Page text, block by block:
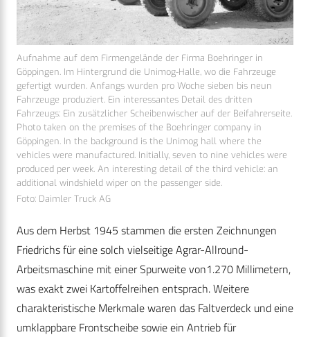
Aufnahme auf dem Firmengelände der Firma Boehringer in
Göppingen. Im Hintergrund die Unimog-Halle, wo die Fahrzeuge
gefertigt wurden. Anfangs wurden pro Woche sieben bis neun
Fahrzeuge produziert. Ein interessantes Detail des dritten
Fahrzeugs: Ein zusätzlicher Scheibenwischer auf der Beifahrerseite.
Photo taken on the premises of the Boehringer company in
Göppingen. In the background is the Unimog hall where the
vehicles were manufactured. Initially, seven to nine vehicles were
produced per week. An interesting detail of the third vehicle: an
additional windshield wiper on the passenger side.
Foto: Daimler Truck AG
Aus dem Herbst 1945 stammen die ersten Zeichnungen
Friedrichs für eine solch vielseitige Agrar-Allround-
Arbeitsmaschine mit einer Spurweite von1.270 Millimetern,
was exakt zwei Kartoffelreihen entsprach. Weitere
charakteristische Merkmale waren das Faltverdeck und eine
umklappbare Frontscheibe sowie ein Antrieb für